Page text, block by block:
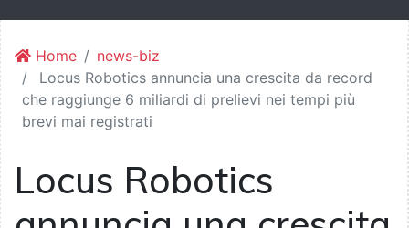
Home
news-biz
Locus Robotics annuncia una crescita da record
che raggiunge 6 miliardi di prelievi nei tempi più
brevi mai registrati
Locus Robotics